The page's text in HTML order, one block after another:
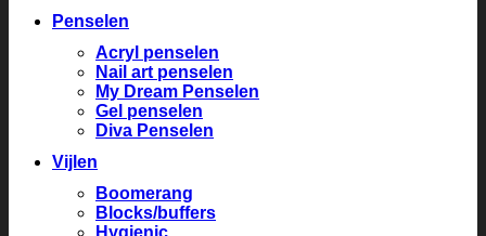
Penselen
Acryl penselen
Nail art penselen
My Dream Penselen
Gel penselen
Diva Penselen
Vijlen
Boomerang
Blocks/buffers
Hygienic